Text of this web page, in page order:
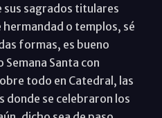
sus sagrados titulares
hermandad o templos, sé
formas, es bueno
Santa con
todo en Catedral, las
donde se celebraron los